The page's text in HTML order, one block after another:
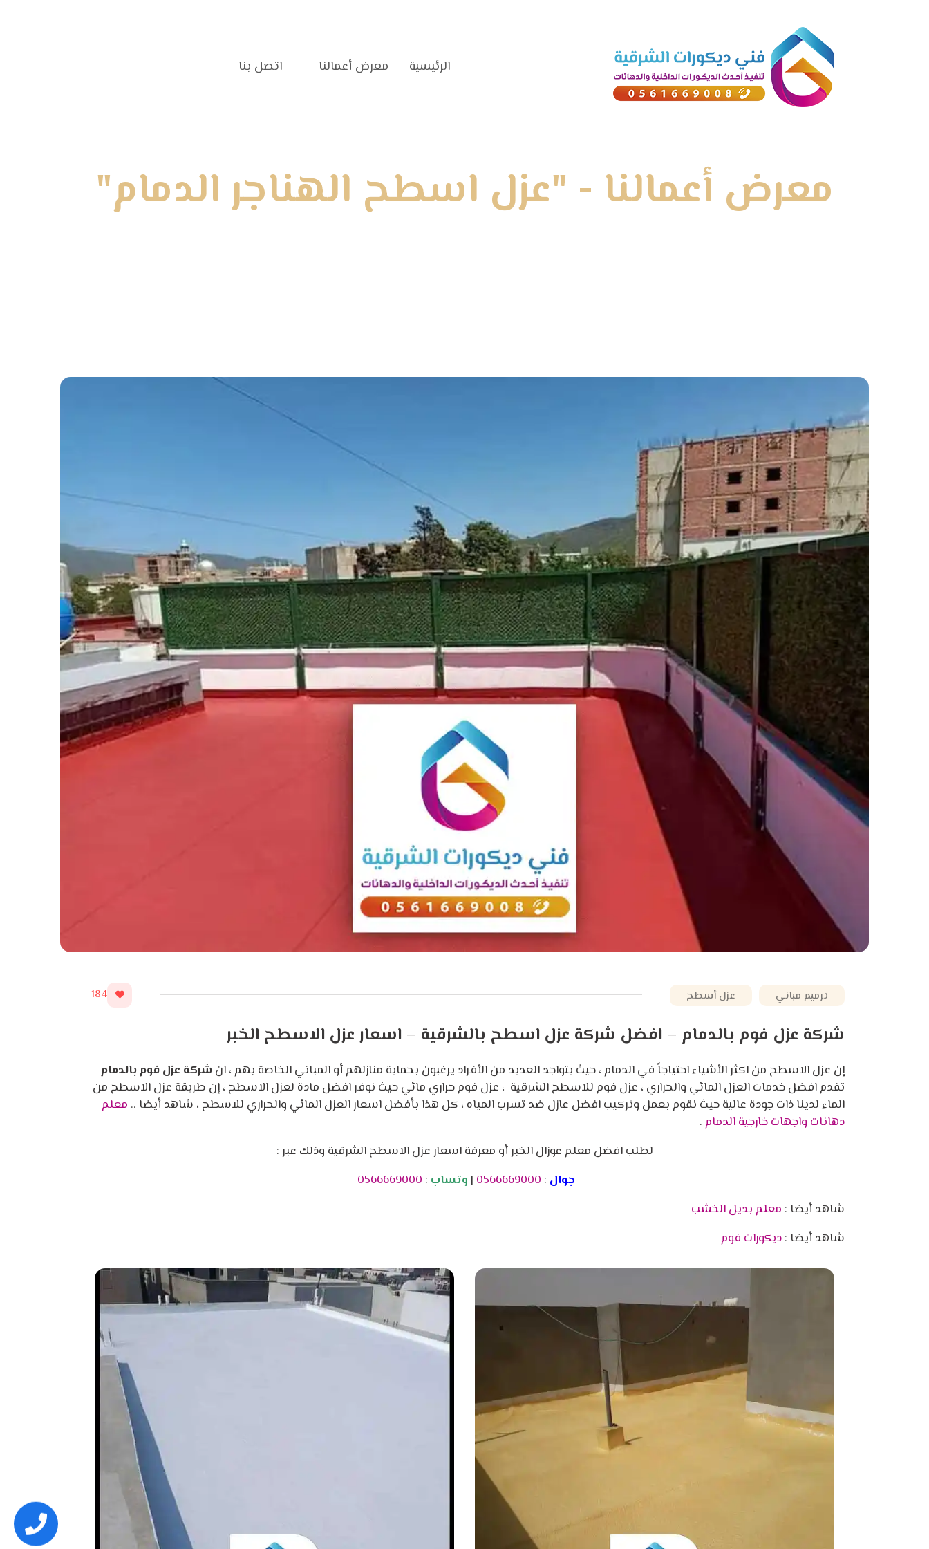
الرئيسية‎ معرض أعمالنا‎ اتصل بنا‎
معرض أعمالنا - "عزل اسطح الهناجر الدمام"
ترميم مباني عزل أسطح 184
شركة عزل فوم بالدمام – افضل شركة عزل اسطح بالشرقية – اسعار عزل الاسطح الخبر
إن عزل الاسطح من اكثر الأشياء احتياجاً في الدمام ، حيث يتواجد العديد من الأفراد يرغبون بحماية منازلهم أو المباني الخاصة بهم ، انشركة عزل فوم بالدمام
تقدم افضل خدمات العزل المائي والحراري ، عزل فوم للاسطح الشرقية ، عزل فوم حراري مائي حيث نوفر افضل مادة لعزل الاسطح ، إن طريقة عزل الاسطح من
الماء لدينا ذات جودة عالية حيث نقوم بعمل وتركيب افضل عازل ضد تسرب المياه ، كل هذا بأفضل اسعار العزل المائي والحراري للاسطح ، شاهد أيضا .. معلم
دهانات واجهات خارجية الدمام .
لطلب افضل معلم عوزال الخبر أو معرفة اسعار عزل الاسطح الشرقية وذلك عبر :
جوال :
0566669000
| وتساب :
0566669000
شاهد أيضا : معلم بديل الخشب
شاهد أيضا :ديكورات فوم